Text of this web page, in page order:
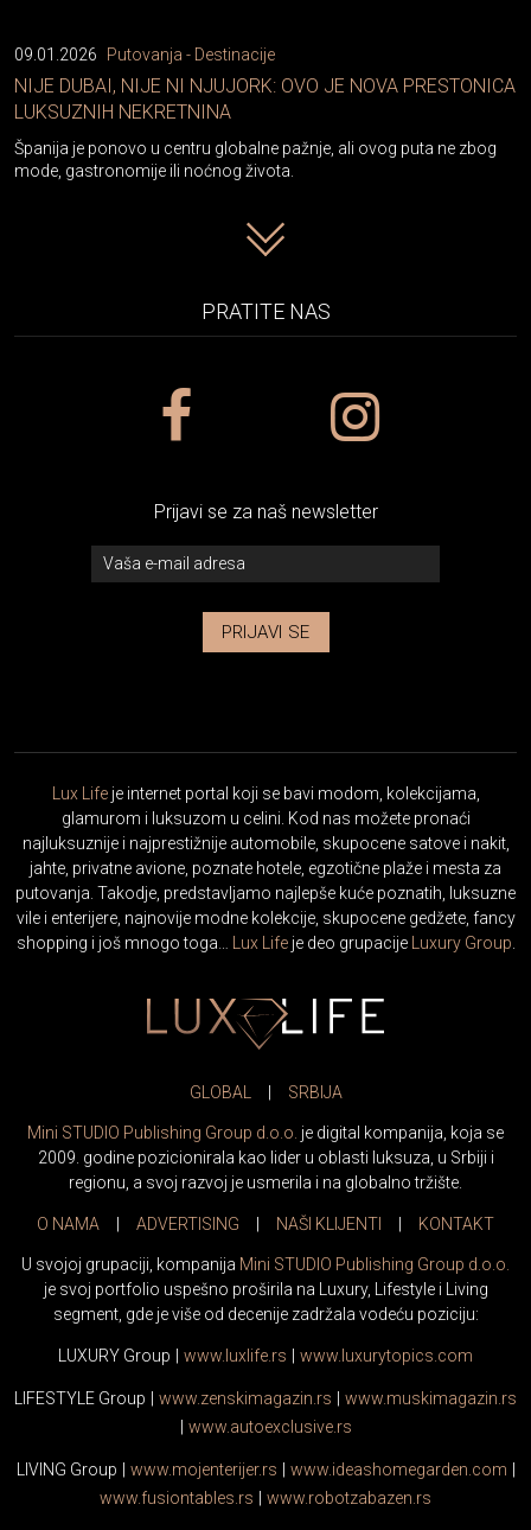
09.01.2026 Putovanja - Destinacije
NIJE DUBAI, NIJE NI NJUJORK: OVO JE NOVA PRESTONICA
LUKSUZNIH NEKRETNINA
Španija je ponovo u centru globalne pažnje, ali ovog puta ne zbog
mode, gastronomije ili noćnog života.
PRATITE NAS
Prijavi se za naš newsletter
PRIJAVI SE
Lux Lifeje internet portal koji se bavi modom, kolekcijama,
glamurom i luksuzom u celini. Kod nas možete pronaći
najluksuznije i najprestižnije automobile, skupocene satove i nakit,
jahte, privatne avione, poznate hotele, egzotične plaže i mesta za
putovanja. Takodje, predstavljamo najlepše kuće poznatih, luksuzne
vile i enterijere, najnovije modne kolekcije, skupocene gedžete, fancy
shopping i još mnogo toga… Lux Lifeje deo grupacije Luxury Group.
GLOBAL SRBIJA
Mini STUDIO Publishing Group d.o.o. je digital kompanija, koja se
2009. godine pozicionirala kao lider u oblasti luksuza, u Srbiji i
regionu, a svoj razvoj je usmerila i na globalno tržište.
O NAMA ADVERTISING NAŠI KLIJENTI KONTAKT
U svojoj grupaciji, kompanija Mini STUDIO Publishing Group d.o.o.
je svoj portfolio uspešno proširila na Luxury, Lifestyle i Living
segment, gde je više od decenije zadržala vodeću poziciju:
LUXURY Group www. luxlife.rs www. luxurytopics.com
LIFESTYLE Group www.zenskimagazin.rs www.muskimagazin.rs
www.autoexclusive.rs
LIVING Group www.mojenterijer.rs www.ideashomegarden.com
www.fusiontables.rs www.robotzabazen.rs